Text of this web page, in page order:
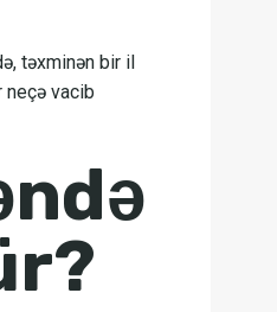
təxminən bir il
neçə vacib